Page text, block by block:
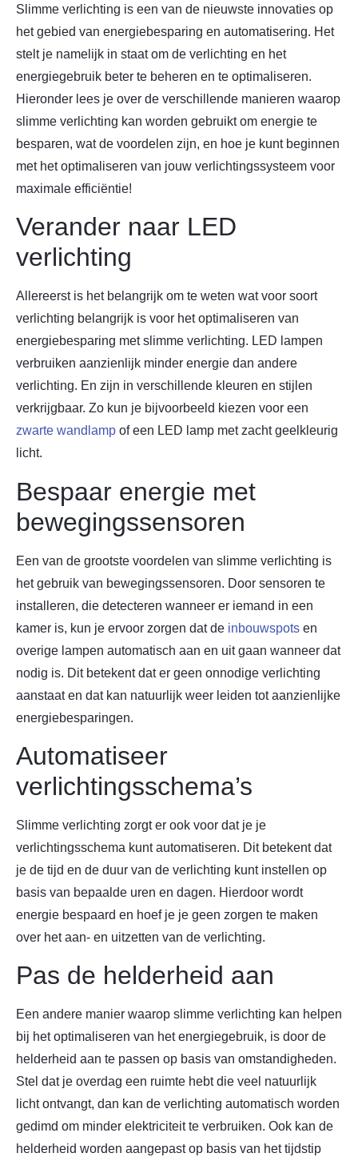
Slimme verlichting is een van de nieuwste innovaties op
het gebied van energiebesparing en automatisering. Het
stelt je namelijk in staat om de verlichting en het
energiegebruik beter te beheren en te optimaliseren.
Hieronder lees je over de verschillende manieren waarop
slimme verlichting kan worden gebruikt om energie te
besparen, wat de voordelen zijn, en hoe je kunt beginnen
met het optimaliseren van jouw verlichtingssysteem voor
maximale efficiëntie!
Verander naar LED
verlichting
Allereerst is het belangrijk om te weten wat voor soort
verlichting belangrijk is voor het optimaliseren van
energiebesparing met slimme verlichting. LED lampen
verbruiken aanzienlijk minder energie dan andere
verlichting. En zijn in verschillende kleuren en stijlen
verkrijgbaar. Zo kun je bijvoorbeeld kiezen voor een
zwarte wandlamp of een LED lamp met zacht geelkleurig
licht.
Bespaar energie met
bewegingssensoren
Een van de grootste voordelen van slimme verlichting is
het gebruik van bewegingssensoren. Door sensoren te
installeren, die detecteren wanneer er iemand in een
kamer is, kun je ervoor zorgen dat de inbouwspots en
overige lampen automatisch aan en uit gaan wanneer dat
nodig is. Dit betekent dat er geen onnodige verlichting
aanstaat en dat kan natuurlijk weer leiden tot aanzienlijke
energiebesparingen.
Automatiseer
verlichtingsschema’s
Slimme verlichting zorgt er ook voor dat je je
verlichtingsschema kunt automatiseren. Dit betekent dat
je de tijd en de duur van de verlichting kunt instellen op
basis van bepaalde uren en dagen. Hierdoor wordt
energie bespaard en hoef je je geen zorgen te maken
over het aan- en uitzetten van de verlichting.
Pas de helderheid aan
Een andere manier waarop slimme verlichting kan helpen
bij het optimaliseren van het energiegebruik, is door de
helderheid aan te passen op basis van omstandigheden.
Stel dat je overdag een ruimte hebt die veel natuurlijk
licht ontvangt, dan kan de verlichting automatisch worden
gedimd om minder elektriciteit te verbruiken. Ook kan de
helderheid worden aangepast op basis van het tijdstip